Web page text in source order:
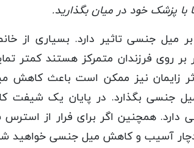
با پزشک خود در میان بگذارید.
جنسی تاثیر دارد. بسیاری از
روی فرزندان متمرکز هستند کمتر
زایمان نیز ممکن است باعث کاهش
جنسی بگذارد. در پایان یک شیفت
همچنین اگر برای فرار از
دچار آسیب و کاهش میل جنسی خواهید